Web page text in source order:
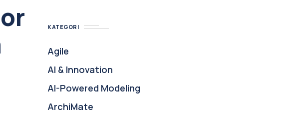
KATEGORI
Agile
AI & Innovation
AI-Powered Modeling
ArchiMate